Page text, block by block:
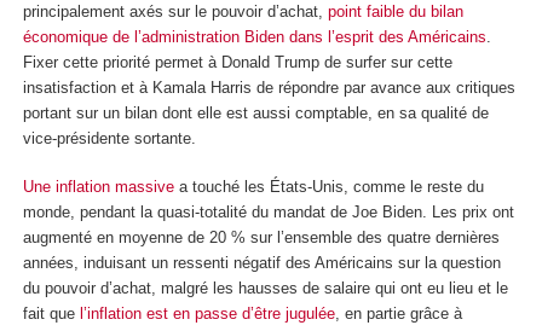
principalement axés sur le pouvoir d’achat, point faible du bilan
économique de l’administration Biden dans l’esprit des Américains
Fixer cette priorité permet à Donald Trump de surfer sur cette
insatisfaction et à Kamala Harris de répondre par avance aux critiques
portant sur un bilan dont elle est aussi comptable, en sa qualité de
vice-présidente sortante.
Une inflation massive a touché les États-Unis, comme le reste du
monde, pendant la quasi-totalité du mandat de Joe Biden. Les prix ont
augmenté en moyenne de 20 % sur l’ensemble des quatre dernières
années, induisant un ressenti négatif des Américains sur la question
du pouvoir d’achat, malgré les hausses de salaire qui ont eu lieu et le
fait que l’inflation est en passe d’être jugulée, en partie grâce à